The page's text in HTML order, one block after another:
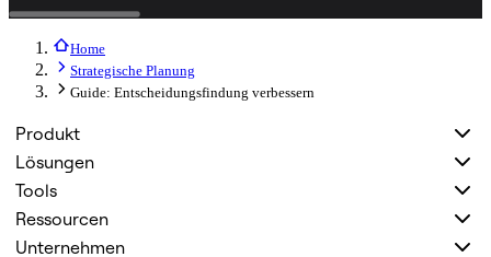
Home
Strategische Planung
Guide: Entscheidungsfindung verbessern
Produkt
Lösungen
Tools
Ressourcen
Unternehmen